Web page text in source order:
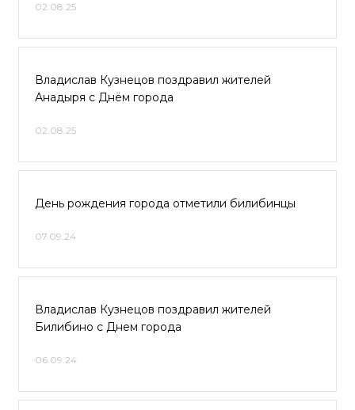
02.08.25
Владислав Кузнецов поздравил жителей
Анадыря с Днём города
02.08.25
День рождения города отметили билибинцы
07.09.24
Владислав Кузнецов поздравил жителей
Билибино с Днем города
06.09.24